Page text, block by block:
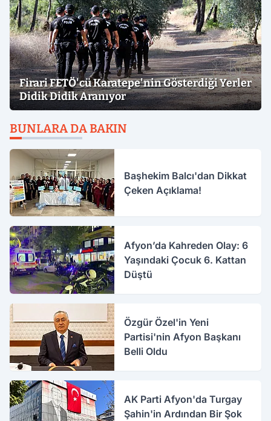
Firari FETÖ'cü Karatepe'nin Gösterdiği Yerler
Didik Didik Aranıyor
BUNLARA DA BAKIN
Başhekim Balcı'dan Dikkat
Çeken Açıklama!
Afyon’da Kahreden Olay: 6
Yaşındaki Çocuk 6. Kattan
Düştü
Özgür Özel'in Yeni
Partisi'nin Afyon Başkanı
Belli Oldu
AK Parti Afyon'da Turgay
Şahin'in Ardından Bir Şok